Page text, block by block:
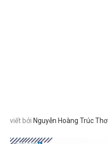
viết bởi Nguyễn Hoàng Trúc Thơ